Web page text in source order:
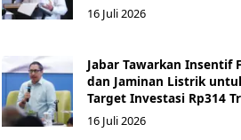
16 Juli 2026
Jabar Tawarkan Insentif
dan Jaminan Listrik
Target Investasi Rp314
16 Juli 2026